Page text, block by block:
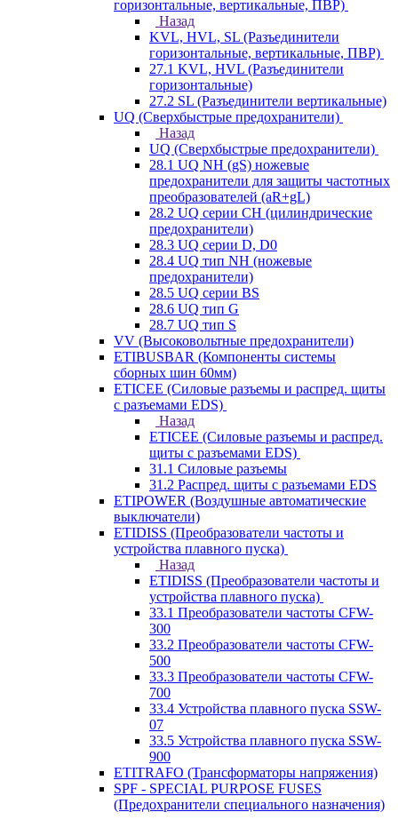
горизонтальные, вертикальные, ПВР)
Назад
KVL, HVL, SL (Разъединители
горизонтальные, вертикальные, ПВР)
27.1 KVL, HVL (Разъединители
горизонтальные)
27.2 SL (Разъединители вертикальные)
UQ (Сверхбыстрые предохранители)
Назад
UQ (Сверхбыстрые предохранители)
28.1 UQ NH (gS) ножевые
предохранители для защиты частотных
преобразователей (aR+gL)
28.2 UQ серии CH (цилиндрические
предохранители)
28.3 UQ серии D, D0
28.4 UQ тип NH (ножевые
предохранители)
28.5 UQ серии BS
28.6 UQ тип G
28.7 UQ тип S
VV (Высоковольтные предохранители)
ETIBUSBAR (Компоненты системы
сборных шин 60мм)
ETICEE (Силовые разъемы и распред. щиты
с разъемами EDS)
Назад
ETICEE (Силовые разъемы и распред.
щиты с разъемами EDS)
31.1 Силовые разъемы
31.2 Распред. щиты с разъемами EDS
ETIPOWER (Воздушные автоматические
выключатели)
ETIDISS (Преобразователи частоты и
устройства плавного пуска)
Назад
ETIDISS (Преобразователи частоты и
устройства плавного пуска)
33.1 Преобразователи частоты CFW-
300
33.2 Преобразователи частоты CFW-
500
33.3 Преобразователи частоты CFW-
700
33.4 Устройства плавного пуска SSW-
07
33.5 Устройства плавного пуска SSW-
900
ETITRAFO (Трансформаторы напряжения)
SPF - SPECIAL PURPOSE FUSES
(Предохранители специального назначения)